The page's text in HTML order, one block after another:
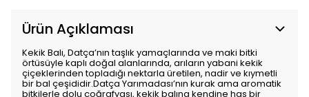
Ürün Açıklaması
Kekik Balı, Datça’nın taşlık yamaçlarında ve maki bitki
örtüsüyle kaplı doğal alanlarında, arıların yabani kekik
çiçeklerinden topladığı nektarla üretilen, nadir ve kıymetli
bir bal çeşididir.Datça Yarımadası’nın kurak ama aromatik
bitkilerle dolu coğrafyası, kekik balına kendine has bir